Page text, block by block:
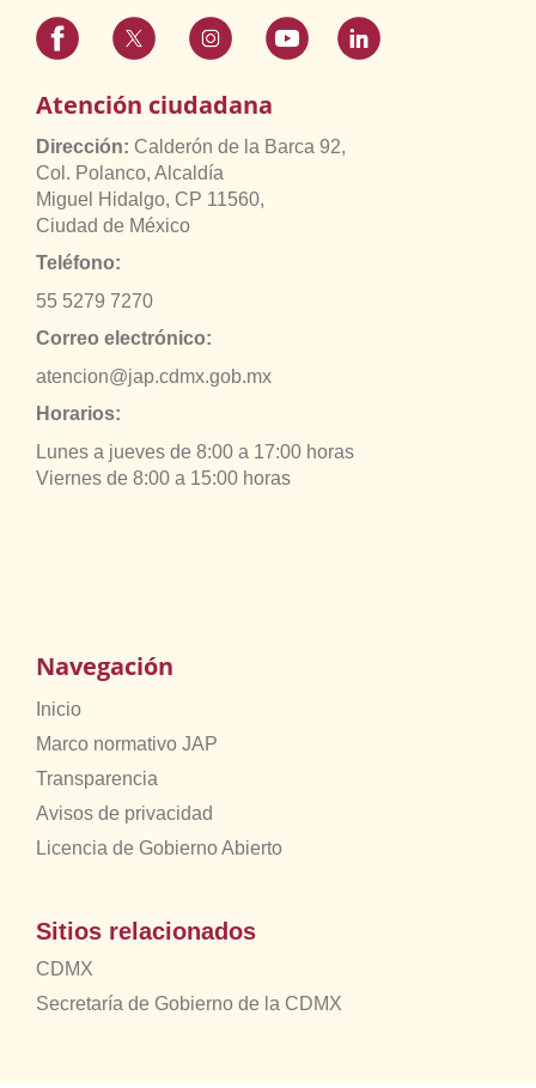
Atención ciudadana
Dirección: Calderón de la Barca 92,
Col. Polanco, Alcaldía
Miguel Hidalgo, CP 11560,
Ciudad de México
Teléfono:
55 5279 7270
Correo electrónico:
atencion@jap.cdmx.gob.mx
Horarios:
Lunes a jueves de 8:00 a 17:00 horas
Viernes de 8:00 a 15:00 horas
Navegación
Inicio
Marco normativo JAP
Transparencia
Avisos de privacidad
Licencia de Gobierno Abierto
Sitios relacionados
CDMX
Secretaría de Gobierno de la CDMX